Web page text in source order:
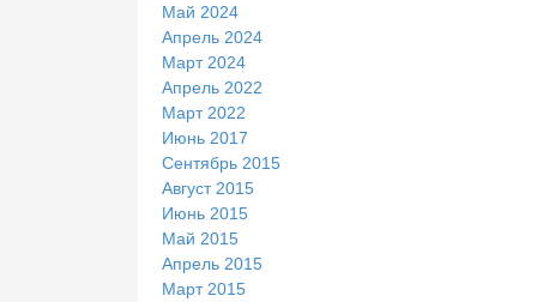
Май 2024
Апрель 2024
Март 2024
Апрель 2022
Март 2022
Июнь 2017
Сентябрь 2015
Август 2015
Июнь 2015
Май 2015
Апрель 2015
Март 2015